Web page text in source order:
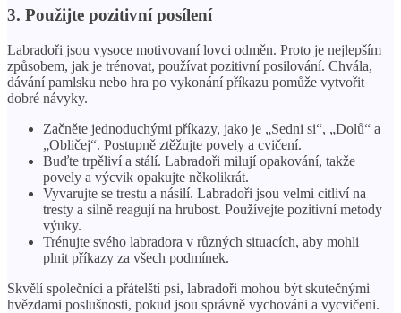
3. Použijte pozitivní posílení
Labradoři jsou vysoce motivovaní lovci odměn. Proto je nejlepším
způsobem, jak je trénovat, používat pozitivní posilování. Chvála,
dávání pamlsku nebo hra po vykonání příkazu pomůže vytvořit
dobré návyky.
Začněte jednoduchými příkazy, jako je „Sedni si“, „Dolů“ a
„Obličej“. Postupně ztěžujte povely a cvičení.
Buďte trpěliví a stálí. Labradoři milují opakování, takže
povely a výcvik opakujte několikrát.
Vyvarujte se trestu a násilí. Labradoři jsou velmi citliví na
tresty a silně reagují na hrubost. Používejte pozitivní metody
výuky.
Trénujte svého labradora v různých situacích, aby mohli
plnit příkazy za všech podmínek.
Skvělí společníci a přátelští psi, labradoři mohou být skutečnými
hvězdami poslušnosti, pokud jsou správně vychováni a vycvičeni.